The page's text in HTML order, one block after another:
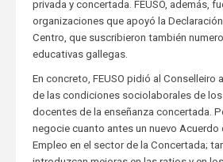
privada y concertada. FEUSO, además,
organizaciones que apoyó la
Centro, que suscribieron también
educativas gallegas.
En concreto, FEUSO pidió al Conselleiro
de las condiciones sociolaborales de
docentes de la enseñanza concertada.
negocie cuanto antes un nuevo Acuerdo
Empleo en el sector de la Concertada;